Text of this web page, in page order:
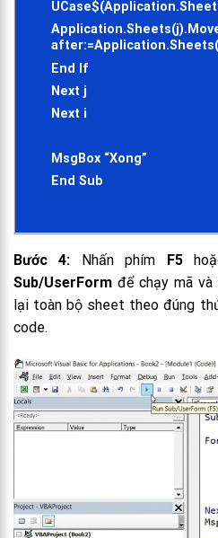
End If
Next j
Next i
MsgBox “Xong”
End Sub
Bước 4: Nhấn phím F5
Sub/UserForm để chạy mã
lại toàn bộ sheet theo đúng
code.